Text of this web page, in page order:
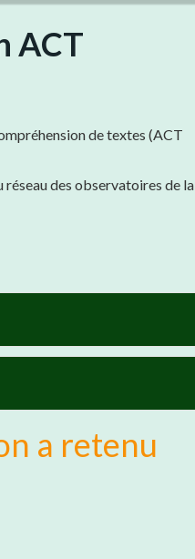
ACT
de textes (ACT
des observatoires de la
a retenu